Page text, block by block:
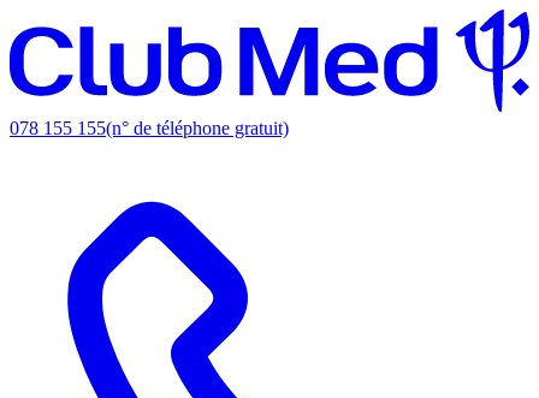
078 155 155(n° de téléphone gratuit)